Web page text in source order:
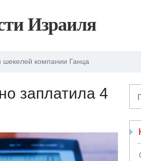
Израиля
шекелей компании Ганца
заплатила 4